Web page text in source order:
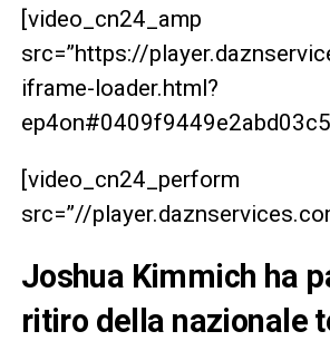
[video_cn24_amp
src=”https://
iframe-loader.html?
[video_cn24_perform
src=”//
Joshua Kimmich ha
ritiro della nazionale